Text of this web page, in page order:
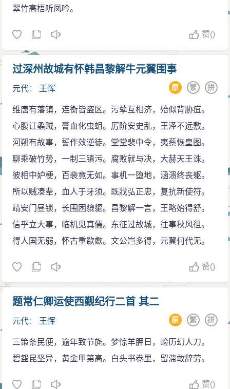
大德八年(公元1304年)六月，王恽在汲县去世，终年
大夫，追封太原郡公，谥号“文定”。子孙荫封受禄。家乡
人民也把他少年勤奋读书的古子涧村誉为“秋涧书声”，被
列为“汲县八景”之一。他的言论诗文刊行于世一百卷为后
人所传读。他的墓圹位于汲县(今卫辉市)城郊乡八里屯村
西南石人洼内，距县城十华里。墓地前沿有神道，两旁
为石刻仪仗，对称排列，每当“清明”前后和春节期间，家
乡父老纷纷前往祭扫凭吊，表达深切的怀念和哀思 。
翠竹高梧听凤吟。
赞()
过深州故城有怀韩昌黎解牛元翼围事
元代： 王恽 拼
繁
原
维唐有藩镇，连衡皆盗区。污孽互相济，殆似背胁疽。
心腹讧蟊贼，膏血化虫蛆。厉阶安史乱，王泽不远敷。
河朔有故事，誓作效逆徒。堂堂裴中令，夷蔡恢皇图。
聊乘破竹势，一制三镇污。腐败就与决，大赫天王诛。
彼相中妒梗，百裴竟无如。事机一堕地，涵溃终丧躯。
所以贼凑辈，血人于牙须。既戕弘正忠，复抗新使符。
靖安门昼锁，长围困貔貙。昌黎解一言，王略始得舒。
信乎立大事，临机见真儒。东征过故城，往事秋风徂。
得人国无弱，怀古重欷歔。文公岂多得，元翼何代无。
赞()
题常仁卿运使西觐纪行二首 其二
元代： 王恽 拼
繁
原
三策条民便，逾年致节旄。梦惊羊胛日，崄历幻人刀。
碧盌昆坚异，黄金甲第高。白头书卷里，留滞敢辞劳。
赞()